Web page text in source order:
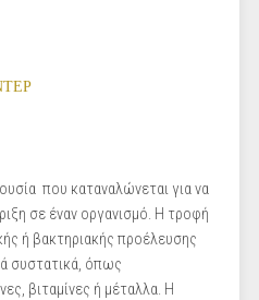
που καταναλώνεται για να
σε έναν οργανισμό. Η τροφή
ή βακτηριακής προέλευσης
συστατικά, όπως
βιταμίνες ή μέταλλα. Η